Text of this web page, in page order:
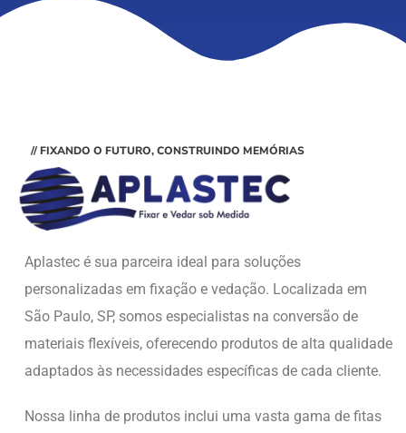
// FIXANDO O FUTURO, CONSTRUINDO MEMÓRIAS
Aplastec é sua parceira ideal para soluções
personalizadas em fixação e vedação. Localizada em
São Paulo, SP, somos especialistas na conversão de
materiais flexíveis, oferecendo produtos de alta qualidade
adaptados às necessidades específicas de cada cliente.
Nossa linha de produtos inclui uma vasta gama de fitas